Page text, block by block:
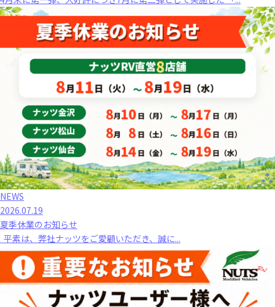
NEWS
2026.07.19
夏季休業のお知らせ
平素は、弊社ナッツをご愛顧いただき、誠に...